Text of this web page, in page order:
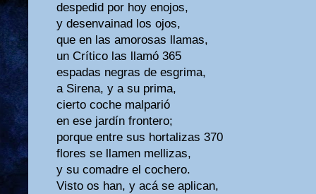
despedid por hoy enojos,
y desenvainad los ojos,
que en las amorosas llamas,
un Crítico las llamó 365
espadas negras de esgrima,
a Sirena, y a su prima,
cierto coche malparió
en ese jardín frontero;
porque entre sus hortalizas 370
flores se llamen mellizas,
y su comadre el cochero.
Visto os han, y acá se aplican,